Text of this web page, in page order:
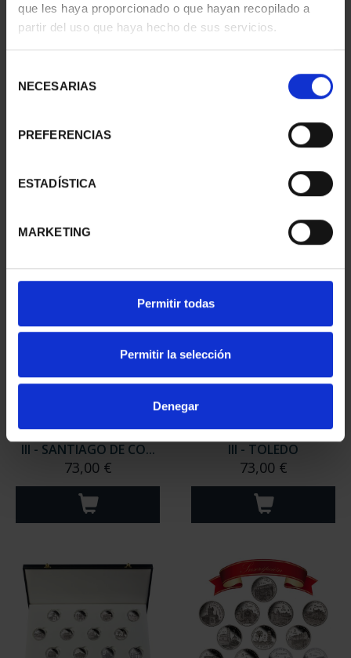
que les haya proporcionado o que hayan recopilado a
partir del uso que haya hecho de sus servicios.
NECESARIAS
PREFERENCIAS
ESTADÍSTICA
MARKETING
Permitir todas
Permitir la selección
Denegar
73,00 €
CIUDADES PATRIMONIO
CIUDADES PATRIMONIO
III - SANTIAGO DE CO...
73,00 €
CIUDADES PATRIMONIO
III - TOLEDO
73,00 €